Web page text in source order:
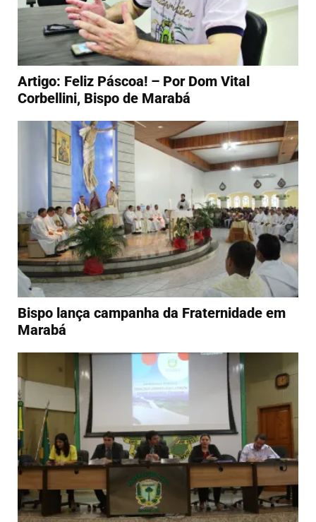
Artigo: Feliz Páscoa! – Por Dom Vital
Corbellini, Bispo de Marabá
Bispo lança campanha da Fraternidade em
Marabá